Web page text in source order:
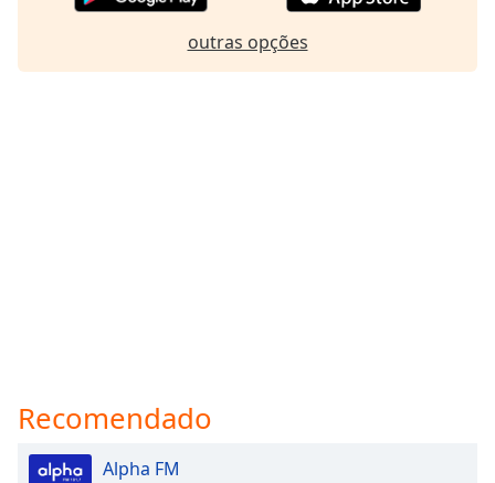
outras opções
Recomendado
Alpha FM